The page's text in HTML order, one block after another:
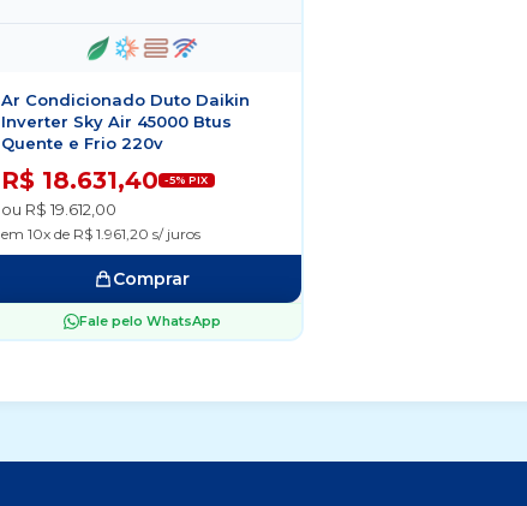
Ar Condicionado Duto Daikin
Inverter Sky Air 45000 Btus
Quente e Frio 220v
R$ 18.631,40 -5% PIX
ou R$ 19.612,00
em 10x de R$ 1.961,20 s/ juros
Comprar
Fale pelo WhatsApp